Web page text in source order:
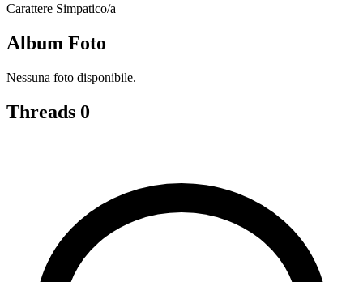
Carattere Simpatico/a
Album Foto
Nessuna foto disponibile.
Threads 0